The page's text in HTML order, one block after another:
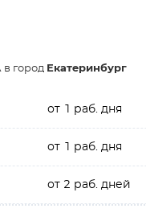
город Екатеринбург
от 1 раб. дня
от 1 раб. дня
от 2 раб. дней